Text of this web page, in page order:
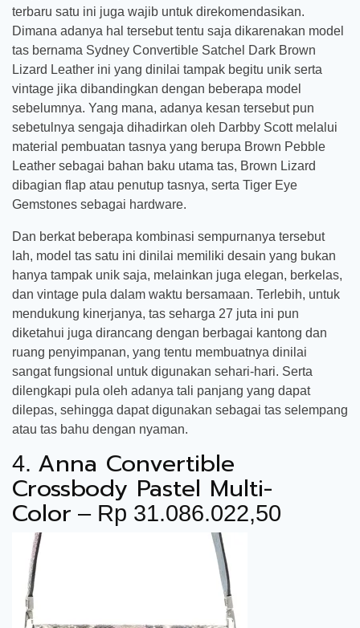
terbaru satu ini juga wajib untuk direkomendasikan.
Dimana adanya hal tersebut tentu saja dikarenakan model
tas bernama Sydney Convertible Satchel Dark Brown
Lizard Leather ini yang dinilai tampak begitu unik serta
vintage jika dibandingkan dengan beberapa model
sebelumnya. Yang mana, adanya kesan tersebut pun
sebetulnya sengaja dihadirkan oleh Darbby Scott melalui
material pembuatan tasnya yang berupa Brown Pebble
Leather sebagai bahan baku utama tas, Brown Lizard
dibagian flap atau penutup tasnya, serta Tiger Eye
Gemstones sebagai hardware.
Dan berkat beberapa kombinasi sempurnanya tersebut
lah, model tas satu ini dinilai memiliki desain yang bukan
hanya tampak unik saja, melainkan juga elegan, berkelas,
dan vintage pula dalam waktu bersamaan. Terlebih, untuk
mendukung kinerjanya, tas seharga 27 juta ini pun
diketahui juga dirancang dengan berbagai kantong dan
ruang penyimpanan, yang tentu membuatnya dinilai
sangat fungsional untuk digunakan sehari-hari. Serta
dilengkapi pula oleh adanya tali panjang yang dapat
dilepas, sehingga dapat digunakan sebagai tas selempang
atau tas bahu dengan nyaman.
4. Anna Convertible
Crossbody Pastel Multi-
Color – Rp 31.086.022,50